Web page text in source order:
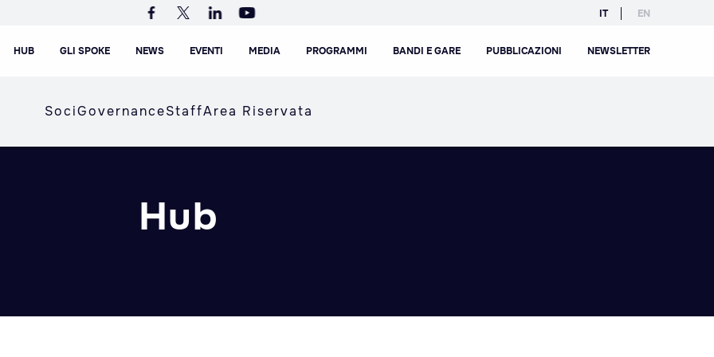
IT EN
HUB GLI SPOKE NEWS EVENTI MEDIA PROGRAMMI BANDI E GARE PUBBLICAZIONI NEWSLETTER
SociGovernanceStaffArea Riservata
Hub